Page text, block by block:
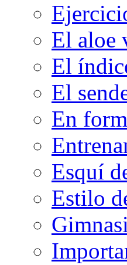
El aloe
El
El
En
Esquí
Estilo